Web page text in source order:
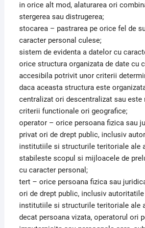
in orice alt mod, alaturarea ori
stergerea sau distrugerea;
stocarea – pastrarea pe orice fel de
caracter personal culese;
sistem de evidenta a datelor cu
orice structura organizata de date cu
accesibila potrivit unor criterii
daca aceasta structura este
centralizat ori descentralizat sau este
criterii functionale ori geografice;
operator – orice persoana fizica sau
privat ori de drept public, inclusiv
institutiile si structurile teritoriale ale
stabileste scopul si mijloacele de
cu caracter personal;
tert – orice persoana fizica sau
ori de drept public, inclusiv
institutiile si structurile teritoriale ale
decat persoana vizata, operatorul ori